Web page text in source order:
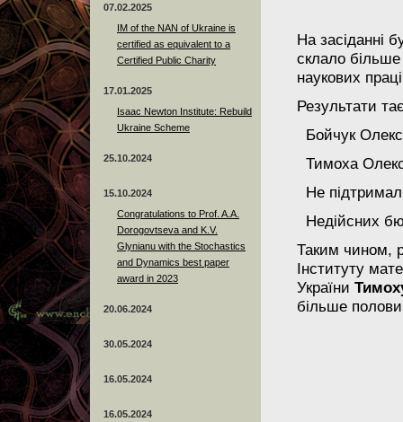
07.02.2025
IM of the NAN of Ukraine is
certified as equivalent to a
Certified Public Charity
17.01.2025
Isaac Newton Institute: Rebuild
Ukraine Scheme
25.10.2024
15.10.2024
Congratulations to Prof. A.A.
Dorogovtseva and K.V.
Glynianu with the Stochastics
and Dynamics best paper
award in 2023
20.06.2024
30.05.2024
16.05.2024
16.05.2024
На засіданні
склало
наукових
Результати
Бойчук
Тимоха
Не
Недійсних
Таким чином,
Інституту
України
більше